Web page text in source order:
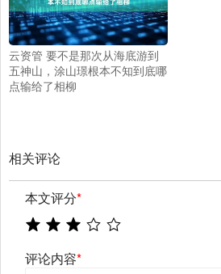
云资管 要不是那次从海底游到
五神山，涂山璟根本不知到底哪
点输给了相柳
相关评论
本文评分*
评论内容*